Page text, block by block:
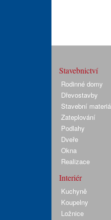
Stavebnictví
Rodinné domy
Dřevostavby
Stavební
Zateplování
Podlahy
Dveře
Okna
Realizace
Interiér
Kuchyně
Koupelny
Ložnice